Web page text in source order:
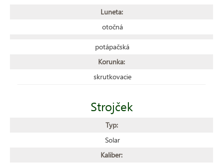
Luneta:
otočná
potápačská
Korunka:
skrutkovacie
Strojček
Typ:
Solar
Kaliber: